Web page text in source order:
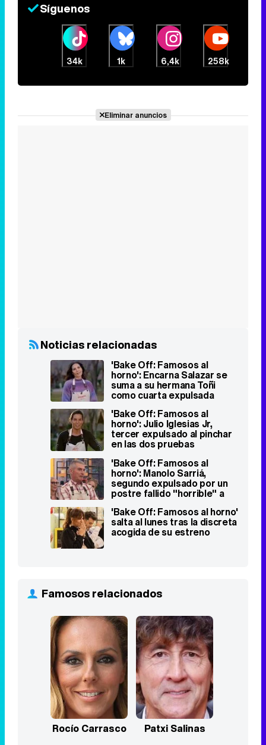
Síguenos
34k 1k 6,4k 258k
Eliminar anuncios
Noticias relacionadas
'Bake Off: Famosos al
horno': Encarna Salazar se
suma a su hermana Toñi
como cuarta expulsada
'Bake Off: Famosos al
horno': Julio Iglesias Jr,
tercer expulsado al pinchar
en las dos pruebas
'Bake Off: Famosos al
horno': Manolo Sarriá,
segundo expulsado por un
postre fallido "horrible" a
nivel visual
'Bake Off: Famosos al horno'
salta al lunes tras la discreta
acogida de su estreno
Famosos relacionados
Rocío Carrasco Patxi Salinas